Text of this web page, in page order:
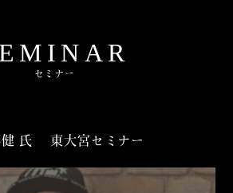
セミナー
健 氏 東大宮セミナー